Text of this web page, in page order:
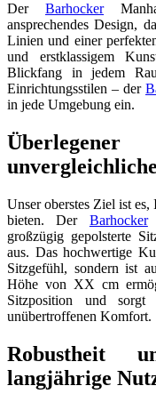
Der Barhocker
ansprechendes Design,
Linien und einer
und erstklassigem
Blickfang in jedem
Einrichtungsstilen – der
in jede Umgebung ein.
Unser oberstes Ziel ist
bieten. Der Barhocker
großzügig gepolsterte
aus. Das hochwertige
Sitzgefühl, sondern ist
Höhe von XX cm
Sitzposition und
unübertroffenen Komfort.
Robustheit
langjährige